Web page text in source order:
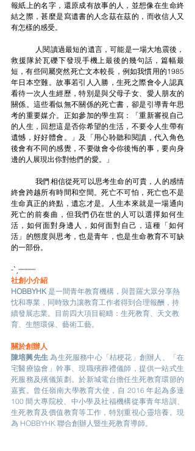
報紙上的名字，還原成有故事的人，並想像在生命終
結之際，甚麼是寫遺書的人念茲在茲的，而收信人又
有怎樣的感受。
救援隊於瓦礫下發現手機上最後的幾句話，篇幅最
短，有些同屬突然死亡文本較長，例如我慣用的1985
年日本空難。故事若引人入勝，生死之際會令人認真
看待一次人生經歷，特別是與父母子女、愛人朋友的
關係。這些看似無不關係的死亡書，卻是引導青年思
考的重要媒介。正如參加的學生寫：「重新審視自己
的人生，回想這是否你希望的生活，不要令人生帶有
遺憾，好好體會。」及「用心聆聽和閱讀，代入角色
後會有不同的感覺，不要做會令你後悔的事，要向身
邊的人展現出你對他們的愛。」
	我們相信從死可以思考生命的可貴，人的感情
終會跨越所有時間和空間。死亡不可怕，死亡也不是
生命真正的終點，遺忘才是。人生本來就是一場通向
死亡的前奏曲，但我們仍在世的人可以選擇如何生
活，如何面對身邊人，如何面對自己，這種「如何
活」的態度與思考，也是青年，也是生命教育不可缺
的一部份。
-ˋˏ┈┈┈┈
社創小介紹
HOBBYHK 是一間青年教育機構，與普羅大眾分享熱
忱和專業，同時致力讓教育工作者得到合理報酬，持
續發展志業。目前四大項目範疇：生死教育、天文教
育、生態環保、藝術工藝。
關於創辦人
陳培興先生 為生死服務中心「桔梗花」創辦人、「在
宅醫療協會」幹事、現職殯葬禮儀師，提供一站式生
死服務及殯儀策劃。於新城電台擔任生死教育環節的
嘉賓。曾任嶺南⼤學教育⼤使，⾃ 2016 年起為多達
100 間大專院校、中小學及社福機構從事青年培訓、
⽣死教育及價值教育等⼯作，特別重視心靈培養。現
為 HOBBYHK 聯合創辦⼈暨⽣死教育導師。